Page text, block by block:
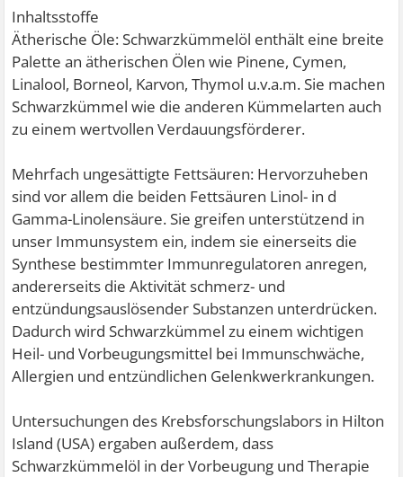
Inhaltsstoffe
Ätherische Öle: Schwarzkümmelöl enthält eine breite
Palette an ätherischen Ölen wie Pinene, Cymen,
Linalool, Borneol, Karvon, Thymol u.v.a.m. Sie machen
Schwarzkümmel wie die anderen Kümmelarten auch
zu einem wertvollen Verdauungsförderer.
Mehrfach ungesättigte Fettsäuren: Hervorzuheben
sind vor allem die beiden Fettsäuren Linol- in d
Gamma-Linolensäure. Sie greifen unterstützend in
unser Immunsystem ein, indem sie einerseits die
Synthese bestimmter Immunregulatoren anregen,
andererseits die Aktivität schmerz- und
entzündungsauslösender Substanzen unterdrücken.
Dadurch wird Schwarzkümmel zu einem wichtigen
Heil- und Vorbeugungsmittel bei Immunschwäche,
Allergien und entzündlichen Gelenkwerkrankungen.
Untersuchungen des Krebsforschungslabors in Hilton
Island (USA) ergaben außerdem, dass
Schwarzkümmelöl in der Vorbeugung und Therapie